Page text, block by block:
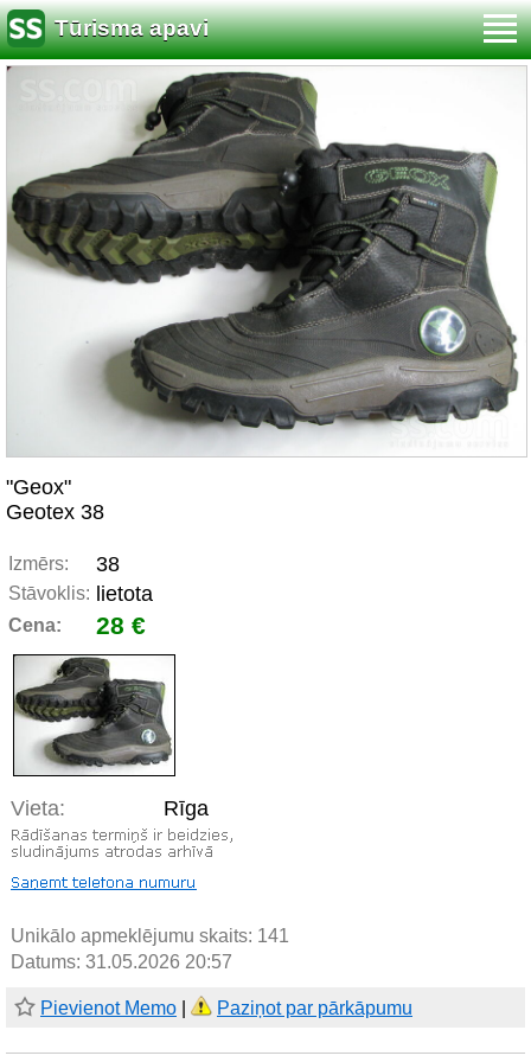
Tūrisma apavi
"Geox"
Geotex 38
Izmērs: 38
Stāvoklis: lietota
Cena: 28 €
Vieta: Rīga
Unikālo apmeklējumu skaits: 141
Datums: 31.05.2026 20:57
Pievienot Memo Paziņot par pārkāpumu